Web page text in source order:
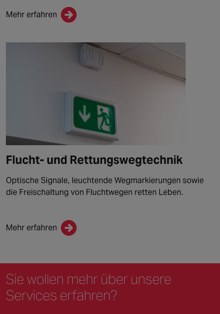
Mehr erfahren
Flucht- und Rettungswegtechnik
Optische Signale, leuchtende Wegmarkierungen sowie
die Freischaltung von Fluchtwegen retten Leben.
Mehr erfahren
Sie wollen mehr über unsere
Services erfahren?